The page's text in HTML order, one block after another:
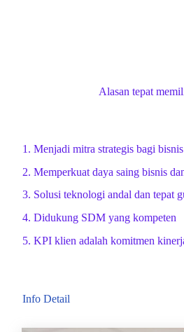
Alasan tepat
1. Menjadi mitra strategis bagi
2. Memperkuat daya saing bisnis
3. Solusi teknologi andal dan tepat
4. Didukung SDM yang kompeten
5. KPI klien adalah komitmen
Info Detail